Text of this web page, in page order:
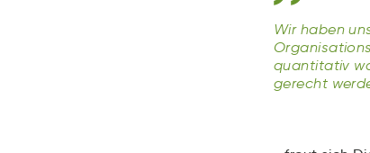
Wir haben
quantitativ
gerecht